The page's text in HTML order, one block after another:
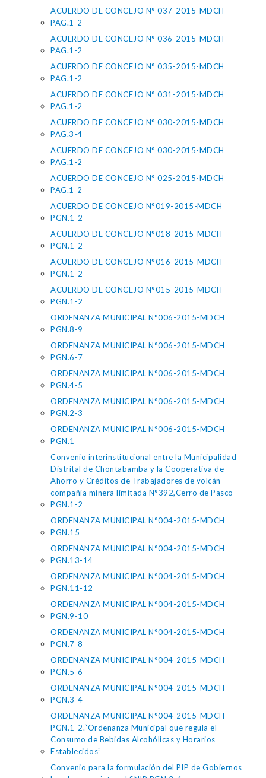
ACUERDO DE CONCEJO N° 037-2015-MDCH
PAG.1-2
ACUERDO DE CONCEJO N° 036-2015-MDCH
PAG.1-2
ACUERDO DE CONCEJO N° 035-2015-MDCH
PAG.1-2
ACUERDO DE CONCEJO N° 031-2015-MDCH
PAG.1-2
ACUERDO DE CONCEJO N° 030-2015-MDCH
PAG.3-4
ACUERDO DE CONCEJO N° 030-2015-MDCH
PAG.1-2
ACUERDO DE CONCEJO N° 025-2015-MDCH
PAG.1-2
ACUERDO DE CONCEJO N°019-2015-MDCH
PGN.1-2
ACUERDO DE CONCEJO N°018-2015-MDCH
PGN.1-2
ACUERDO DE CONCEJO N°016-2015-MDCH
PGN.1-2
ACUERDO DE CONCEJO N°015-2015-MDCH
PGN.1-2
ORDENANZA MUNICIPAL N°006-2015-MDCH
PGN.8-9
ORDENANZA MUNICIPAL N°006-2015-MDCH
PGN.6-7
ORDENANZA MUNICIPAL N°006-2015-MDCH
PGN.4-5
ORDENANZA MUNICIPAL N°006-2015-MDCH
PGN.2-3
ORDENANZA MUNICIPAL N°006-2015-MDCH
PGN.1
Convenio interinstitucional entre la Municipalidad
Distrital de Chontabamba y la Cooperativa de
Ahorro y Créditos de Trabajadores de volcán
compañía minera limitada N°392,Cerro de Pasco
PGN.1-2
ORDENANZA MUNICIPAL N°004-2015-MDCH
PGN.15
ORDENANZA MUNICIPAL N°004-2015-MDCH
PGN.13-14
ORDENANZA MUNICIPAL N°004-2015-MDCH
PGN.11-12
ORDENANZA MUNICIPAL N°004-2015-MDCH
PGN.9-10
ORDENANZA MUNICIPAL N°004-2015-MDCH
PGN.7-8
ORDENANZA MUNICIPAL N°004-2015-MDCH
PGN.5-6
ORDENANZA MUNICIPAL N°004-2015-MDCH
PGN.3-4
ORDENANZA MUNICIPAL N°004-2015-MDCH
PGN.1-2.“Ordenanza Municipal que regula el
Consumo de Bebidas Alcohólicas y Horarios
Establecidos”
Convenio para la formulación del PIP de Gobiernos